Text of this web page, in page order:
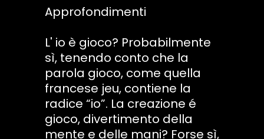
Approfondimenti
L' io è gioco? Probabilmente
sì, tenendo conto che la
parola gioco, come quella
francese jeu, contiene la
radice “io”. La creazione é
gioco, divertimento della
mente e delle mani? Forse sì,